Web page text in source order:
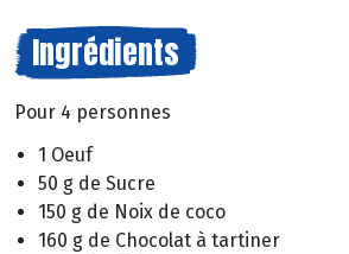
Ingrédients
Pour 4 personnes
1 Oeuf
50 g de Sucre
150 g de Noix de coco
160 g de Chocolat à tartiner